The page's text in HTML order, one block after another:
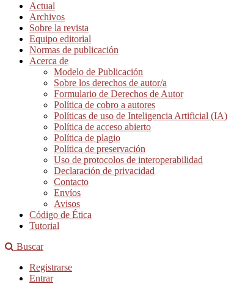
Actual
Archivos
Sobre la revista
Equipo editorial
Normas de publicación
Acerca de
Modelo de Publicación
Sobre los derechos de autor/a
Formulario de Derechos de Autor
Política de cobro a autores
Políticas de uso de Inteligencia Artificial (IA)
Política de acceso abierto
Política de plagio
Política de preservación
Uso de protocolos de interoperabilidad
Declaración de privacidad
Contacto
Envíos
Avisos
Código de Ética
Tutorial
Buscar
Registrarse
Entrar